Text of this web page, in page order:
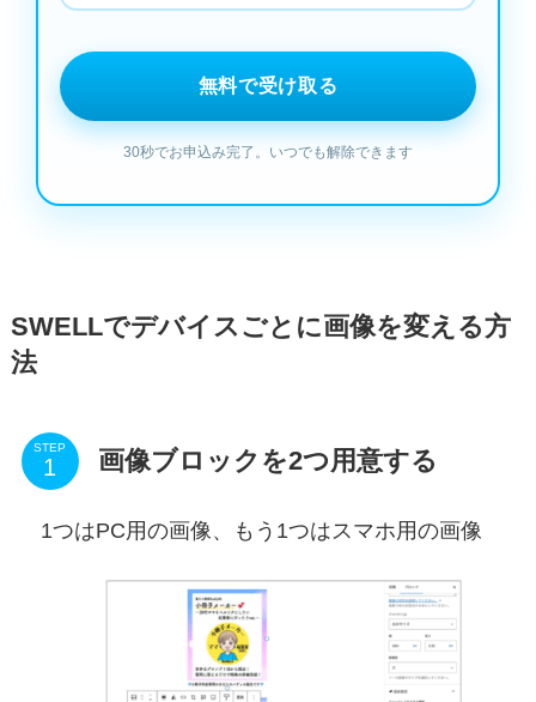
SWELLでデバイスごとに画像を変える方
法
STEP 画像ブロックを2つ用意する
1つはPC用の画像、もう1つはスマホ用の画像